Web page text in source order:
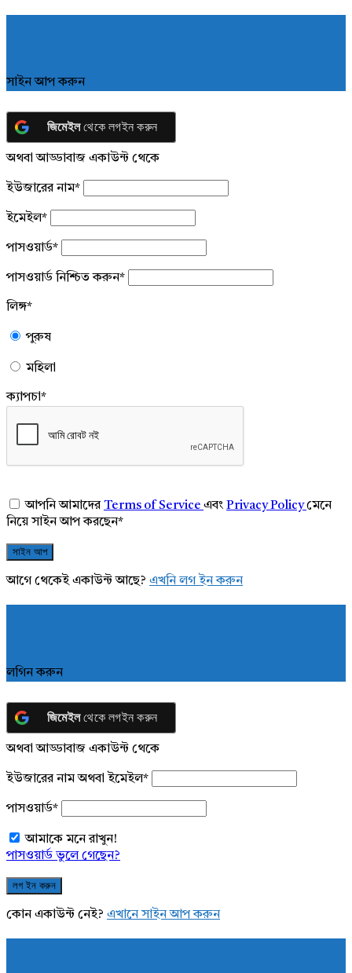
সাইন আপ করুন
জিমেইলথেকে লগইন করুন
অথবা আড্ডাবাজ একাউন্ট থেকে
ইউজারের নাম*
ইমেইল*
পাসওয়ার্ড*
পাসওয়ার্ড নিশ্চিত করুন*
লিঙ্গ*
পুরুষ
মহিলা
ক্যাপচা*
আপনি আমাদেরTerms of Service এবং Privacy Policyমেনে
নিয়ে সাইন আপ করছেন*
আগে থেকেই একাউন্ট আছে? এখনি লগ ইন করুন
লগিন করুন
জিমেইলথেকে লগইন করুন
অথবা আড্ডাবাজ একাউন্ট থেকে
ইউজারের নাম অথবা ইমেইল*
পাসওয়ার্ড*
আমাকে মনে রাখুন!
পাসওয়ার্ড ভুলে গেছেন?
কোন একাউন্ট নেই? এখানে সাইন আপ করুন